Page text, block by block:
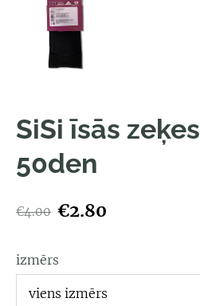
SiSi īsās
50den
€4.00 €2.80
izmērs